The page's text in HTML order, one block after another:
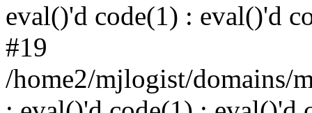
eval()'d code(1) : eval()'d
#19
/home2/mjlogist/domains/